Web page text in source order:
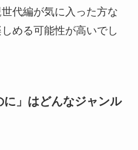
代編が気に入った方な
める可能性が高いでし
に」はどんなジャンル